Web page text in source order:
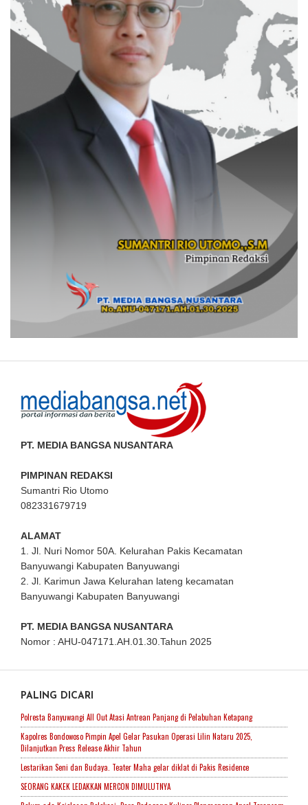
PT. MEDIA BANGSA NUSANTARA
PIMPINAN REDAKSI
Sumantri Rio Utomo
082331679719
ALAMAT
1. Jl. Nuri Nomor 50A. Kelurahan Pakis Kecamatan
Banyuwangi Kabupaten Banyuwangi
2. Jl. Karimun Jawa Kelurahan lateng kecamatan
Banyuwangi Kabupaten Banyuwangi
PT. MEDIA BANGSA NUSANTARA
Nomor : AHU-047171.AH.01.30.Tahun 2025
PALING DICARI
Polresta Banyuwangi All Out Atasi Antrean Panjang di Pelabuhan Ketapang
Kapolres Bondowoso Pimpin Apel Gelar Pasukan Operasi Lilin Nataru 2025,
Dilanjutkan Press Release Akhir Tahun
Lestarikan Seni dan Budaya. Teater Maha gelar diklat di Pakis Residence
SEORANG KAKEK LEDAKKAN MERCON DIMULUTNYA